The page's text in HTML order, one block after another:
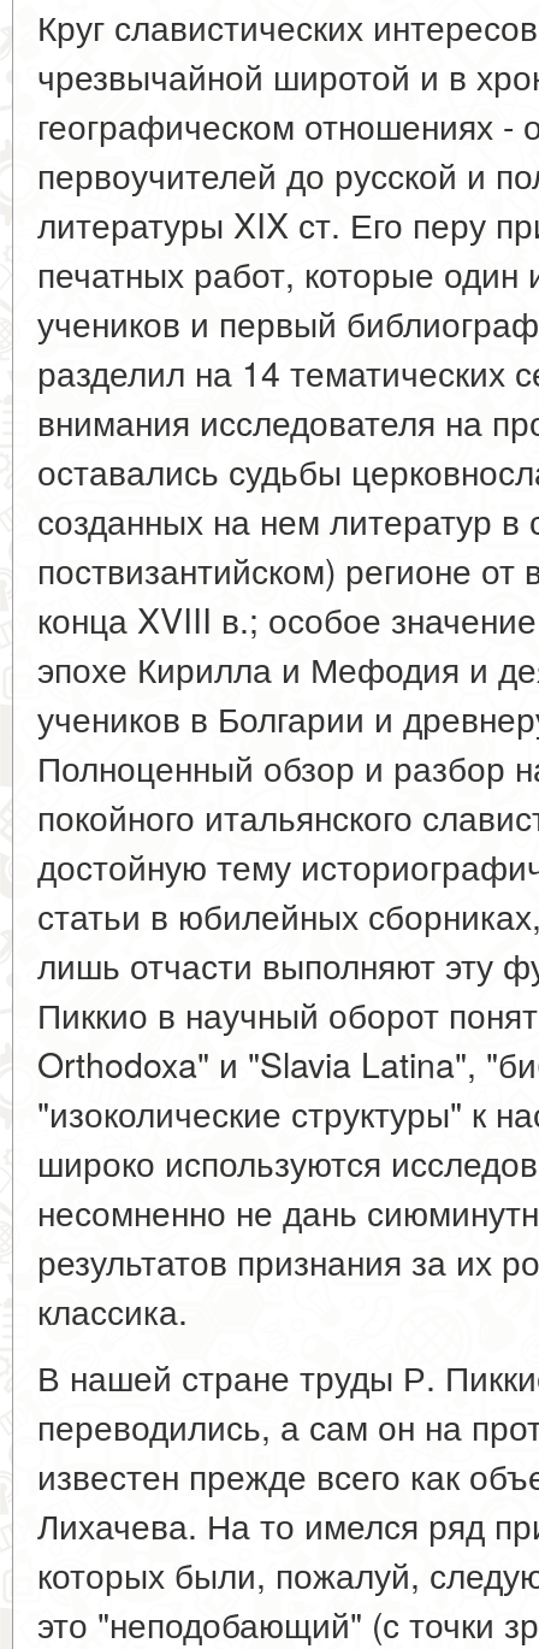
Круг славистических
чрезвычайной широтой и в
географическом отношениях -
первоучителей до русской и
литературы XIX ст. Его перу
печатных работ, которые
учеников и первый
разделил на 14 тематических
внимания исследователя на
оставались судьбы
созданных на нем литератур в
поствизантийском) регионе
конца XVIII в.; особое
эпохе Кирилла и Мефодия и
учеников в Болгарии и
Полноценный обзор и разбор
покойного итальянского
достойную тему
статьи в юбилейных
лишь отчасти выполняют эту
Пиккио в научный оборот
Orthodoxa" и "Slavia Latina",
"изоколические структуры" к
широко используются
несомненно не дань
результатов признания за их
классика.
В нашей стране труды Р.
переводились, а сам он на
известен прежде всего как
Лихачева. На то имелся ряд
которых были, пожалуй,
это "неподобающий" (с точки